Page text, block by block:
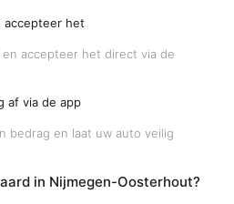
accepteer het
accepteer het direct via de
af via de app
bedrag en laat uw auto veilig
in Nijmegen-Oosterhout?